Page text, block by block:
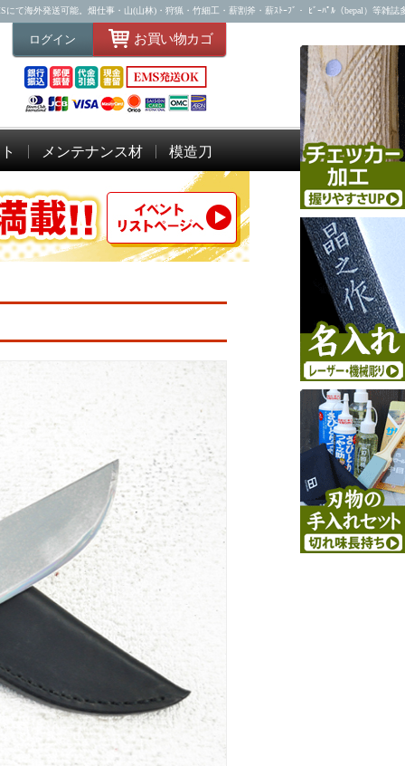
海外発送可能。畑仕事・山(山林)・狩猟・竹細工・薪割斧・薪ｽﾄｰﾌﾞ・ ﾋﾞｰﾊﾟﾙ（bepal）等雑誌
ログイン お買い物カゴ
メンテナンス材 模造刀